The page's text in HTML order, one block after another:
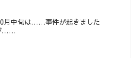
月中旬は……事件が起きました
……